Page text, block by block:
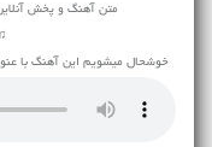
متن آهنگ و پخش
خوشحال میشویم این آهنگ با